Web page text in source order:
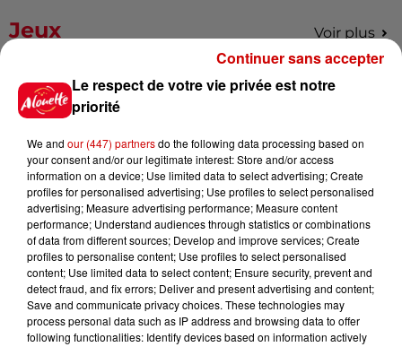
Jeux Voir plus
Gagnez vos places pour
l'événement Ride the Show à
Gagnez vos places pour le
festival Marché Gourmand 2026
à Coulon !
Le Duel - Gagnez vos entrées
pour l'un des zoos de nos
Le respect de votre vie privée est notre
priorité
We and our (447) partnersdo the following data processing based on
your consent and/or our legitimate interest: Store and/or access
information on a device; Use limited data to select advertising; Create
profiles for personalised advertising; Use profiles to select personalised
advertising; Measure advertising performance; Measure content
performance; Understand audiences through statistics or combinations
of data from different sources; Develop and improve services; Create
profiles to personalise content; Use profiles to select personalised
content; Use limited data to select content; Ensure security, prevent and
detect fraud, and fix errors; Deliver and present advertising and content;
Save and communicate privacy choices. These technologies may
process personal data such as IP address and browsing data to offer
following functionalities: Identify devices based on information actively
Continuer sans accepter